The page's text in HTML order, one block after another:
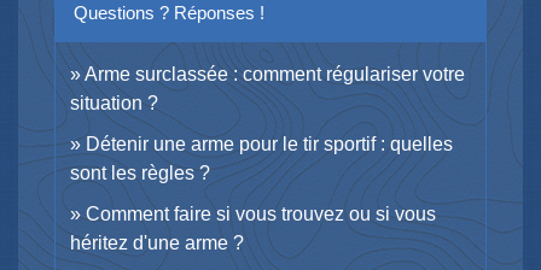
Questions ? Réponses !
Arme surclassée : comment régulariser votre
situation ?
Détenir une arme pour le tir sportif : quelles
sont les règles ?
Comment faire si vous trouvez ou si vous
héritez d'une arme ?